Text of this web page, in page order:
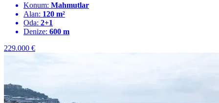
Konum: Mahmutlar
Alan: 120 m²
Oda: 2+1
Denize: 600 m
229.000 €